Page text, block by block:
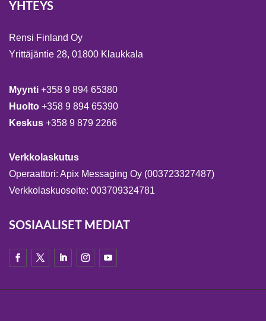
YHTEYS
Rensi Finland Oy
Yrittäjäntie 28, 01800 Klaukkala
Myynti +358 9 894 65380
Huolto +358 9 894 65390
Keskus +358 9 879 2266
Verkkolaskutus
Operaattori: Apix Messaging Oy (003723327487)
Verkkolaskuosoite: 003709324781
SOSIAALISET MEDIAT